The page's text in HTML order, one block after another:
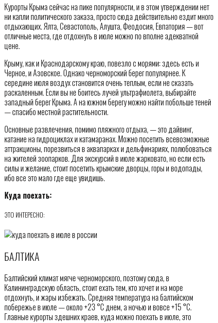
Курорты Крыма сейчас на пике популярности, и в этом утверждении нет
ни капли политического заказа, просто сюда действительно ездит много
отдыхающих. Ялта, Севастополь, Алушта, Феодосия, Евпатория — вот
отличные места, где отдохнуть в июле можно по вполне адекватной
цене.
Крыму, как и Краснодарскому краю, повезло с морями: здесь есть и
Черное, и Азовское. Однако черноморский берег популярнее. К
середине июля воздух становится очень теплым, если не сказать
раскаленным. Если вы не боитесь лучей ультрафиолета, выбирайте
западный берег Крыма. А на южном берегу можно найти побольше теней
— спасибо местной растительности.
Основные развлечения, помимо пляжного отдыха, — это дайвинг,
катание на гидроциклах и катамаранах. Можно посетить всевозможные
аттракционы, порезвиться в аквапарках и дельфинариях, полюбоваться
на жителей зоопарков. Для экскурсий в июле жарковато, но если есть
силы и желание, стоит посетить крымские дворцы, горы и водопады,
ибо все это мало где еще увидишь.
Куда поехать:
ЭТО ИНТЕРЕСНО:
БАЛТИКА
Балтийский климат мягче черноморского, поэтому сюда, в
Калининградскую область, стоит ехать тем, кто хочет и на море
отдохнуть, и жары избежать. Средняя температура на балтийском
побережье в июле — около +23 °С днем, а ночью и вовсе +15 °С.
Главные курорты здешних краев, куда можно поехать в июле, это